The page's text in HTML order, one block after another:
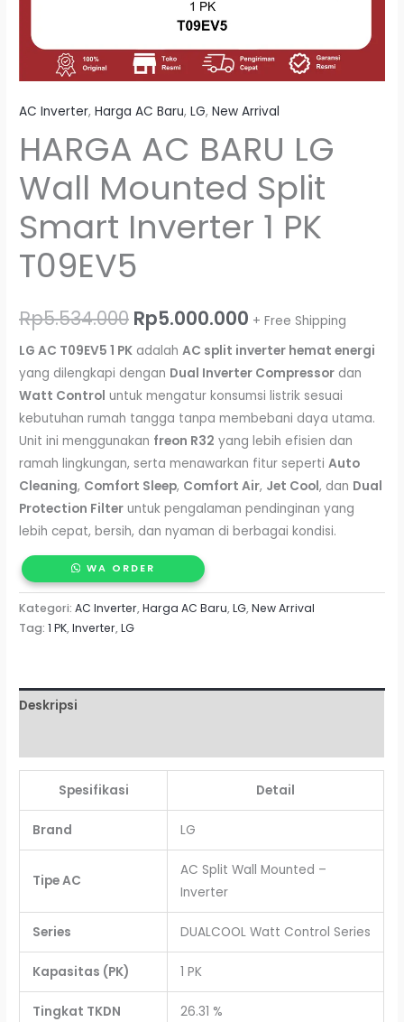
AC Inverter,Harga AC Baru,LG,New Arrival
HARGA AC BARU LG
Wall Mounted Split
Smart Inverter 1 PK
T09EV5
Rp5.534.000 Rp5.000.000 + Free Shipping
LG AC T09EV5 1 PK adalahAC split inverter hemat energi
yang dilengkapi dengan Dual Inverter Compressor dan
Watt Control untuk mengatur konsumsi listrik sesuai
kebutuhan rumah tangga tanpa membebani daya utama.
Unit ini menggunakan freon R32 yang lebih efisien dan
ramah lingkungan, serta menawarkan fitur sepertiAuto
Cleaning, Comfort Sleep, Comfort Air, Jet Cool, dan Dual
Protection Filter untuk pengalaman pendinginan yang
lebih cepat, bersih, dan nyaman di berbagai kondisi.
WA ORDER
Kategori:AC Inverter,Harga AC Baru,LG,New Arrival
Tag:1 PK,Inverter,LG
Deskripsi
Spesifikasi Detail
Brand LG
Tipe AC
AC Split Wall Mounted –
Inverter
Series DUALCOOL Watt Control Series
Kapasitas (PK) 1 PK
Tingkat TKDN 26.31 %